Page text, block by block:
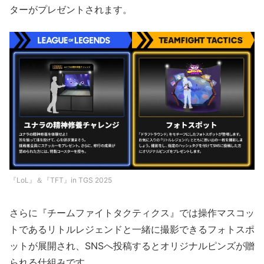
ターがプレゼントされます。
『LoL』＆『TFT』in TGS 2025
さらに『チームファイトタクティクス』では操作マスコッ
トであるリトルレジェンドと一緒に撮影できるフォトスポ
ットが展開され、SNSへ投稿するとオリジナルピンズが贈